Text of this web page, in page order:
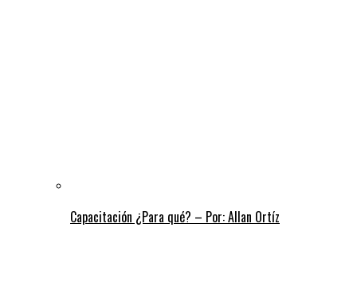
Capacitación ¿Para qué? – Por: Allan Ortíz